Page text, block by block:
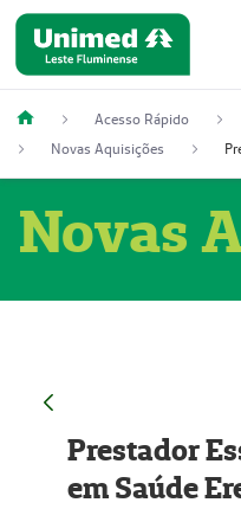
Acesso Rápido
Novas Aquisições
Novas
Prestador
em Saúde